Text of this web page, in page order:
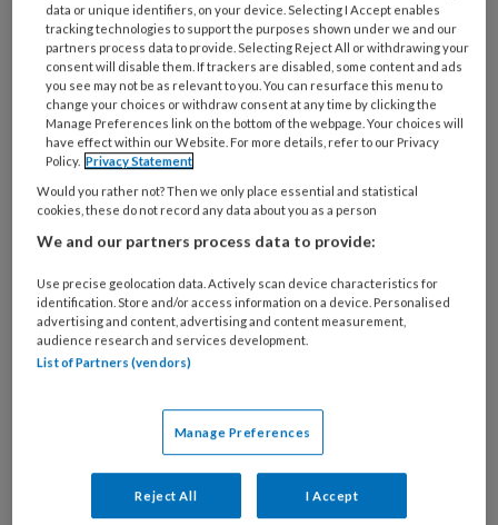
Over orthodontie
Verbetering occlusie en
esthetiek
specialist voor scheve tanden en
kiezen. Hij begeleidt de groei en
ontwikkeling van de kaak en
kinderen zijn onder behandeling
bij een orthodontist om
gebitsproblemen al in een zo
data or unique identifiers, on your device. Selecting I Accept enables
tracking technologies to support the purposes shown under we and our
partners process data to provide. Selecting Reject All or withdrawing your
consent will disable them. If trackers are disabled, some content and ads
you see may not be as relevant to you. You can resurface this menu to
change your choices or withdraw consent at any time by clicking the
Manage Preferences link on the bottom of the webpage. Your choices will
have effect within our Website. For more details, refer to our Privacy
Policy. Privacy Statement
Would you rather not? Then we only place essential and statistical
cookies, these do not record any data about you as a person
We and our partners process data to provide:
Use precise geolocation data. Actively scan device characteristics for
identification. Store and/or access information on a device. Personalised
advertising and content, advertising and content measurement,
audience research and services development.
List of Partners (vendors)
Manage Preferences
Reject All I Accept